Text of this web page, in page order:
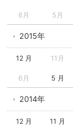
6月 5月
2015年
12 月 11月
6月 5 月
2014年
12 月 11 月